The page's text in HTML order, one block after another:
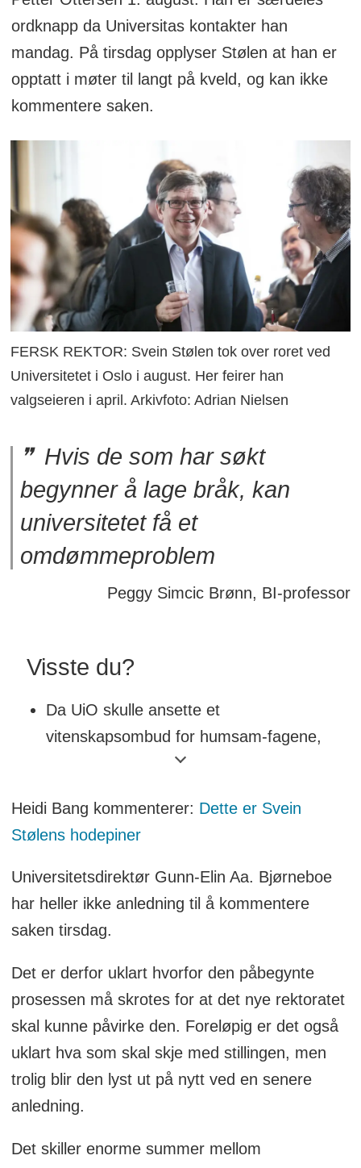
ordknapp da Universitas kontakter han
mandag. På tirsdag opplyser Stølen at han er
opptatt i møter til langt på kveld, og kan ikke
kommentere saken.
FERSK REKTOR: Svein Stølen tok over roret ved
Universitetet i Oslo i august. Her feirer han
valgseieren i april. Arkivfoto: Adrian Nielsen
Hvis de som har søkt
begynner å lage bråk, kan
universitetet få et
omdømmeproblem
Peggy Simcic Brønn, BI-professor
Visste du?
Da UiO skulle ansette et
vitenskapsombud for humsam-fagene,
fikk de kun én søker. Da utlyste
snakke med den eneste søkeren,
professor Aksel Tjora. – Jeg hadde
forventet en mer seriøs behandling enn
dette, sa han til Uniforum i mai.
Heidi Bang kommenterer: Dette er Svein
Stølens hodepiner
Universitetsdirektør Gunn-Elin Aa. Bjørneboe
har heller ikke anledning til å kommentere
saken tirsdag.
Det er derfor uklart hvorfor den påbegynte
prosessen må skrotes for at det nye rektoratet
skal kunne påvirke den. Foreløpig er det også
uklart hva som skal skje med stillingen, men
trolig blir den lyst ut på nytt ved en senere
anledning.
Det skiller enorme summer mellom